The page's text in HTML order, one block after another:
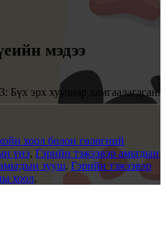
мэдээ
Бүх эрх хуулиар хамгаалагдсан.
хоол болон гөлөгний
үнэ, Гэрийн тэжээвэр амьтдын
зууш, Гэрийн тэжээвэр
хоол,